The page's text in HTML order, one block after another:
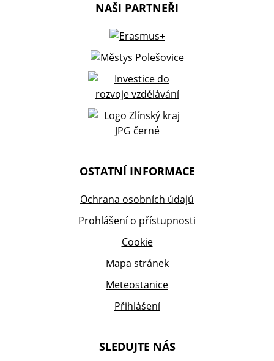
NAŠI PARTNEŘI
OSTATNÍ INFORMACE
Ochrana osobních údajů
Prohlášení o přístupnosti
Cookie
Mapa stránek
Meteostanice
Přihlášení
SLEDUJTE NÁS